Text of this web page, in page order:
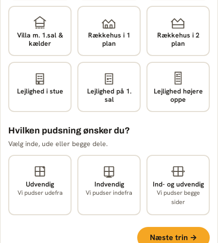
Villa m. 1.sal &
kælder
Rækkehus i 1
plan
Rækkehus i 2
plan
Lejlighed i stue
Lejlighed på 1.
sal
Lejlighed højere
oppe
Hvilken pudsning ønsker du?
Vælg inde, ude eller begge dele.
Udvendig
Vi pudser udefra
Indvendig
Vi pudser indefra
Ind- og udvendig
Vi pudser begge
sider
Næste trin →